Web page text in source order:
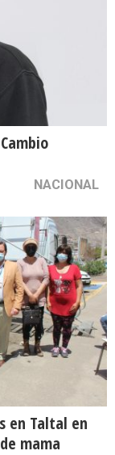
NACIONAL
en Taltal en
mama